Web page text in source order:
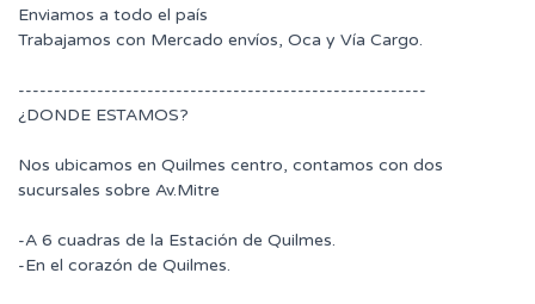
Enviamos a todo el país
Trabajamos con Mercado envíos, Oca y Vía Cargo.
---------------------------------------------------------
¿DONDE ESTAMOS?
Nos ubicamos en Quilmes centro, contamos con dos
sucursales sobre Av.Mitre
-A 6 cuadras de la Estación de Quilmes.
-En el corazón de Quilmes.